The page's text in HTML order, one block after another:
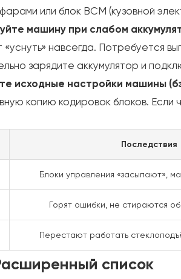
или блок BCM (кузовной
машину при слабом
«уснуть» навсегда.
зарядите аккумулятор и
исходные настройки машины
копию кодировок блоков.
Последствия
Блоки управления «засыпают»,
Горят ошибки, не стираются
Перестают работать
список